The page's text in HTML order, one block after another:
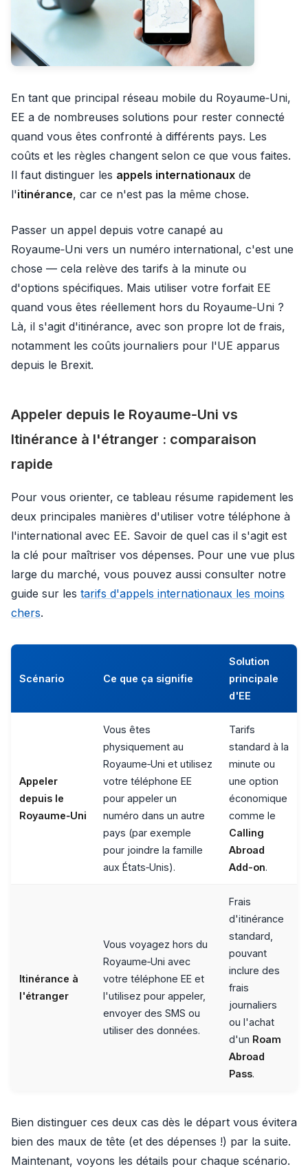
En tant que principal réseau mobile du Royaume‑Uni,
EE a de nombreuses solutions pour rester connecté
quand vous êtes confronté à différents pays. Les
coûts et les règles changent selon ce que vous faites.
Il faut distinguer les appels internationaux de
l'itinérance, car ce n'est pas la même chose.
Passer un appel depuis votre canapé au
Royaume‑Uni vers un numéro international, c'est une
chose — cela relève des tarifs à la minute ou
d'options spécifiques. Mais utiliser votre forfait EE
quand vous êtes réellement hors du Royaume‑Uni ?
Là, il s'agit d'itinérance, avec son propre lot de frais,
notamment les coûts journaliers pour l'UE apparus
depuis le Brexit.
Appeler depuis le Royaume‑Uni vs
Itinérance à l'étranger : comparaison
rapide
Pour vous orienter, ce tableau résume rapidement les
deux principales manières d'utiliser votre téléphone à
l'international avec EE. Savoir de quel cas il s'agit est
la clé pour maîtriser vos dépenses. Pour une vue plus
large du marché, vous pouvez aussi consulter notre
guide sur les tarifs d'appels internationaux les moins
chers.
Scénario Ce que ça signifie
Solution
principale
d'EE
Appeler
depuis le
Royaume‑Uni
Vous êtes
physiquement au
Royaume‑Uni et utilisez
votre téléphone EE
pour appeler un
numéro dans un autre
pays (par exemple
pour joindre la famille
aux États‑Unis).
Tarifs
standard à la
minute ou
une option
économique
comme le
Calling
Abroad
Add-on.
Itinérance à
l'étranger
Vous voyagez hors du
Royaume‑Uni avec
votre téléphone EE et
l'utilisez pour appeler,
envoyer des SMS ou
utiliser des données.
Frais
d'itinérance
standard,
pouvant
inclure des
frais
journaliers
ou l'achat
d'un Roam
Abroad
Pass.
Bien distinguer ces deux cas dès le départ vous évitera
bien des maux de tête (et des dépenses !) par la suite.
Maintenant, voyons les détails pour chaque scénario.